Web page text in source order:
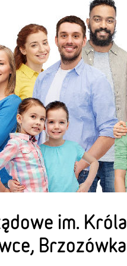
im. Króla
Brzozówka